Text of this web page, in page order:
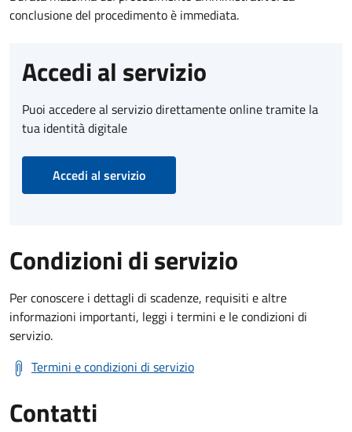
conclusione del procedimento è immediata.
Accedi al servizio
Puoi accedere al servizio direttamente online tramite la
tua identità digitale
Accedi al servizio
Condizioni di servizio
Per conoscere i dettagli di scadenze, requisiti e altre
informazioni importanti, leggi i termini e le condizioni di
servizio.
Termini e condizioni di servizio
Contatti